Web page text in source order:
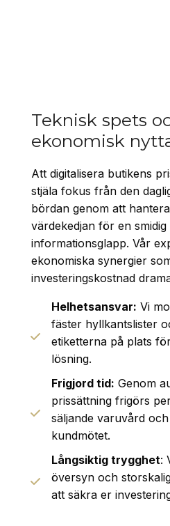
Teknisk spets
ekonomisk
Att digitalisera butikens
stjäla fokus från den
bördan genom att
värdekedjan för en
informationsglapp. Vår
ekonomiska synergier
investeringskostnad
Helhetsansvar: Vi
fäster hyllkantslister
etiketterna på plats
lösning.
Frigjord tid: Genom
prissättning frigörs
säljande varuvård
kundmötet.
Långsiktig trygghet:
översyn och
att säkra er